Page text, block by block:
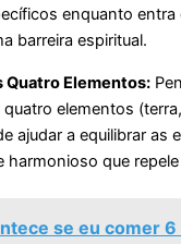
enquanto entra
barreira espiritual.
Quatro Elementos:
elementos
ajudar a equilibrar as
harmonioso que
se eu comer